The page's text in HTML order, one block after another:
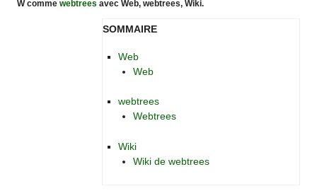
W commewebtrees avec Web, webtrees, Wiki.
SOMMAIRE
Web
Web
webtrees
Webtrees
Wiki
Wiki de webtrees